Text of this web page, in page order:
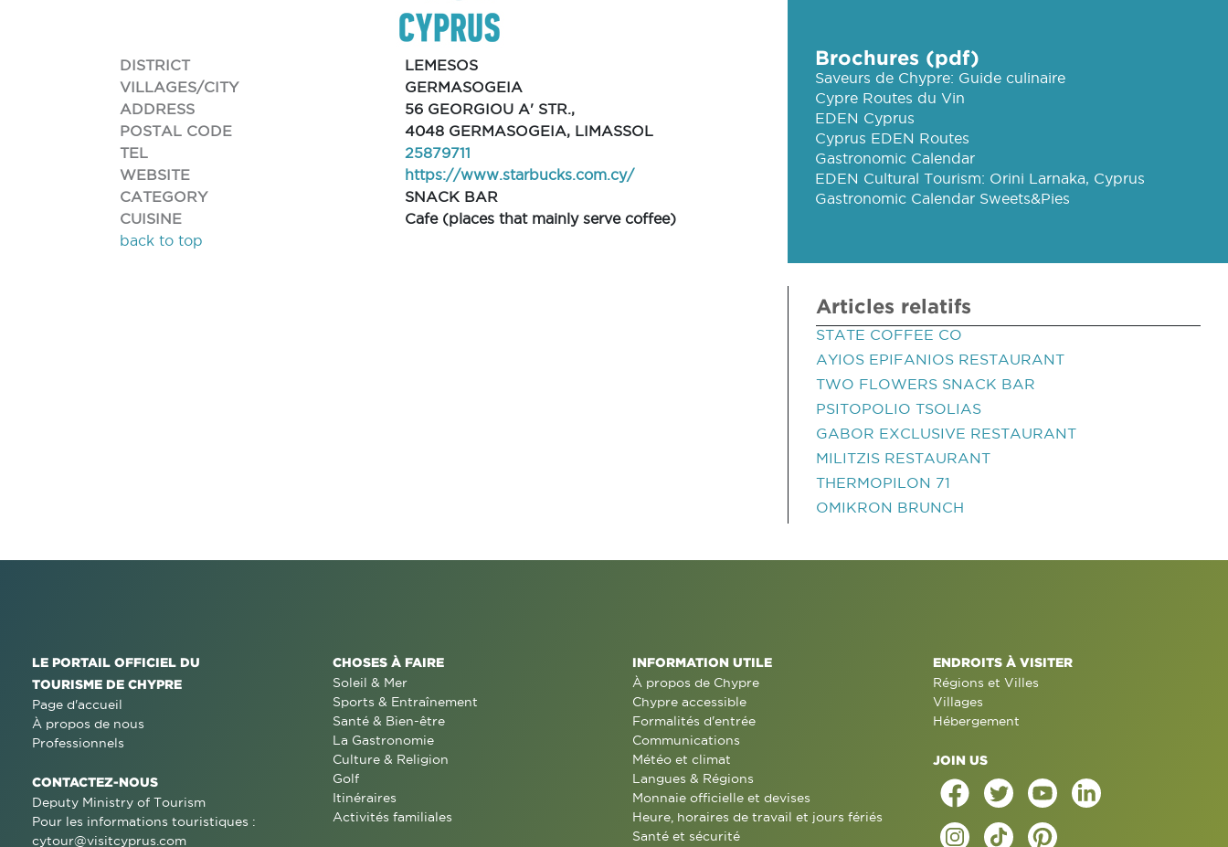
DISTRICT
LEMESOS
VILLAGES/CITY
GERMASOGEIA
ADDRESS
56 GEORGIOU A' STR.,
POSTAL CODE
4048 GERMASOGEIA, LIMASSOL
TEL
25879711
WEBSITE
https://www.starbucks.com.cy/
CATEGORY
SNACK BAR
CUISINE
Cafe (places that mainly serve coffee)
back to top
Brochures (pdf)
Saveurs de Chypre: Guide culinaire
Cypre Routes du Vin
EDEN Cyprus
Cyprus EDEN Routes
Gastronomic Calendar
EDEN Cultural Tourism: Orini Larnaka, Cyprus
Gastronomic Calendar Sweets&Pies
Articles relatifs
STATE COFFEE CO
AYIOS EPIFANIOS RESTAURANT
TWO FLOWERS SNACK BAR
PSITOPOLIO TSOLIAS
GABOR EXCLUSIVE RESTAURANT
MILITZIS RESTAURANT
THERMOPILON 71
OMIKRON BRUNCH
LE PORTAIL OFFICIEL DU
TOURISME DE CHYPRE
Page d'accueil
À propos de nous
Professionnels
CONTACTEZ-NOUS
Deputy Ministry of Tourism
Pour les informations touristiques :
cytour@visitcyprus.com
CHOSES À FAIRE
Soleil & Mer
Sports & Entraînement
Santé & Bien-être
La Gastronomie
Culture & Religion
Golf
Itinéraires
Activités familiales
INFORMATION UTILE
À propos de Chypre
Chypre accessible
Formalités d'entrée
Communications
Météo et climat
Langues & Régions
Monnaie officielle et devises
Heure, horaires de travail et jours fériés
Santé et sécurité
ENDROITS À VISITER
Régions et Villes
Villages
Hébergement
JOIN US